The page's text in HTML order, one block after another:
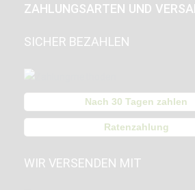
ZAHLUNGSARTEN UND
SICHER BEZAHLEN
Nach 30 Tagen zahlen
Ratenzahlung
WIR VERSENDEN MIT